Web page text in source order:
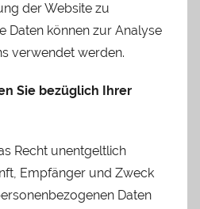
der Website zu
Daten können zur Analyse
verwendet werden.
Sie bezüglich Ihrer
Recht unentgeltlich
Empfänger und Zweck
Daten